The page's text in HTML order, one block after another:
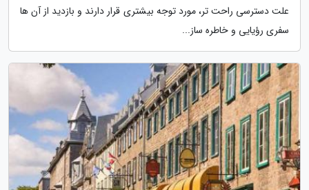
علت دسترسی راحت تر، مورد توجه بیشتری قرار دارند و بازدید از آن ها
سفری رؤیایی و خاطره ساز...